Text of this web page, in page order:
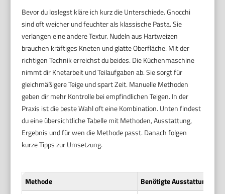
Bevor du loslegst kläre ich kurz die Unterschiede. Gnocchi
sind oft weicher und feuchter als klassische Pasta. Sie
verlangen eine andere Textur. Nudeln aus Hartweizen
brauchen kräftiges Kneten und glatte Oberfläche. Mit der
richtigen Technik erreichst du beides. Die Küchenmaschine
nimmt dir Knetarbeit und Teilaufgaben ab. Sie sorgt für
gleichmäßigere Teige und spart Zeit. Manuelle Methoden
geben dir mehr Kontrolle bei empfindlichen Teigen. In der
Praxis ist die beste Wahl oft eine Kombination. Unten findest
du eine übersichtliche Tabelle mit Methoden, Ausstattung,
Ergebnis und für wen die Methode passt. Danach folgen
kurze Tipps zur Umsetzung.
Methode
Benötigte Ausstattung